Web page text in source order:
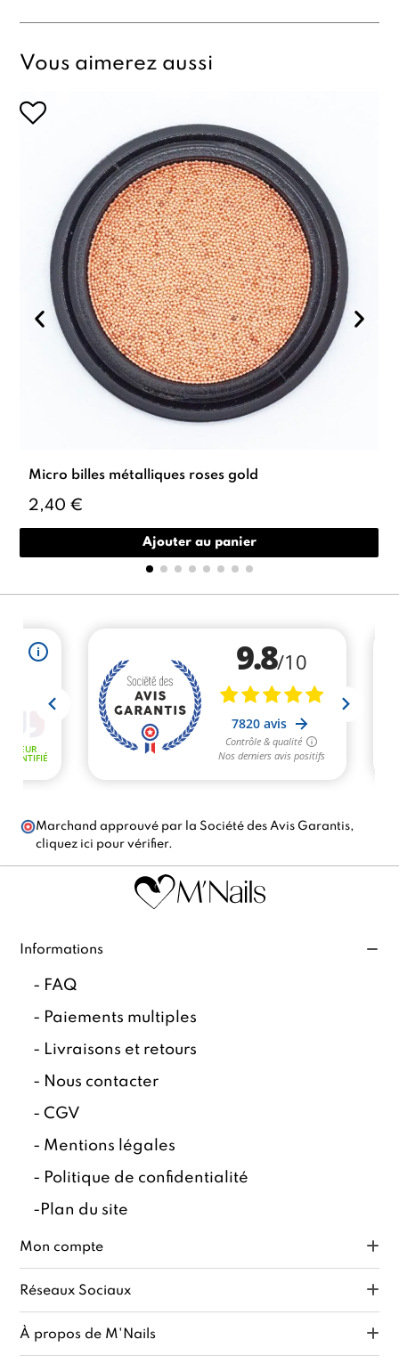
Vous aimerez aussi
Micro billes métalliques roses gold
2,40 €
Ajouter au panier
Marchand approuvé par la Société des Avis Garantis,
cliquez ici pour vérifier.
Informations
- FAQ
- Paiements multiples
- Livraisons et retours
- Nous contacter
-CGV
- Mentions légales
- Politique de confidentialité
- Plan du site
Mon compte
Réseaux Sociaux
À propos de M'Nails